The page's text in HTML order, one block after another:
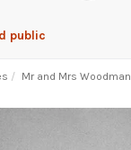
public
Mr and Mrs Woodman